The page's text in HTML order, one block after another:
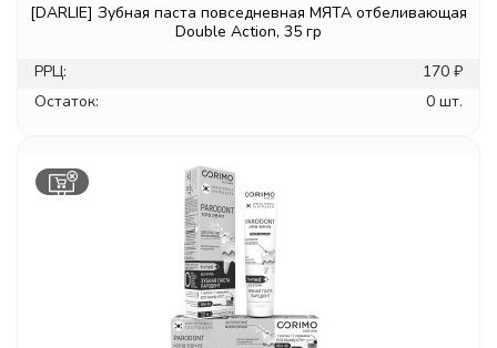
[DARLIE] Зубная паста повседневная МЯТА отбеливающая
Double Action, 35 гр
РРЦ:
170 ₽
Остаток:
0 шт.